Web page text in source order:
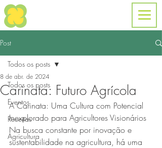
Post
Todos os posts
Eventos
Receitas
Agricultura
Todos os posts
Carinata: Futuro Agrícola
8 de abr. de 2024
A Carinata: Uma Cultura com Potencial
Inexplorado para Agricultores Visionários
Na busca constante por inovação e
sustentabilidade na agricultura, há uma